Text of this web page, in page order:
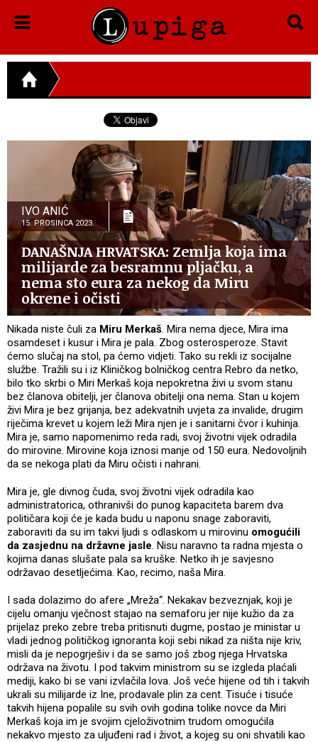
IVO ANIĆ
15. PROSINCA 2023.
DANAŠNJA HRVATSKA: Zemlja koja ima
milijarde za besramnu pljačku, a
nema sto eura za nekog da Miru
okrene i očisti
Nikada niste čuli za Miru Merkaš. Mira nema djece, Mira ima
osamdeset i kusur i Mira je pala. Zbog osterosperoze. Stavit
ćemo slučaj na stol, pa ćemo vidjeti. Tako su rekli iz socijalne
službe. Tražili su i iz Kliničkog bolničkog centra Rebro da netko,
bilo tko skrbi o Miri Merkaš koja nepokretna živi u svom stanu
bez članova obitelji, jer članova obitelji ona nema. Stan u kojem
živi Mira je bez grijanja, bez adekvatnih uvjeta za invalide, drugim
riječima krevet u kojem leži Mira njen je i sanitarni čvor i kuhinja.
Mira je, samo napomenimo reda radi, svoj životni vijek odradila
do mirovine. Mirovine koja iznosi manje od 150 eura. Nedovoljnih
da se nekoga plati da Miru očisti i nahrani.
Mira je, gle divnog čuda, svoj životni vijek odradila kao
administratorica, othranivši do punog kapaciteta barem dva
političara koji će je kada budu u naponu snage zaboraviti,
zaboraviti da su im takvi ljudi s odlaskom u mirovinu omogućili
da zasjednu na državne jasle. Nisu naravno ta radna mjesta o
kojima danas slušate pala sa kruške. Netko ih je savjesno
održavao desetljećima. Kao, recimo, naša Mira.
I sada dolazimo do afere „Mreža“. Nekakav bezveznjak, koji je
cijelu omanju vječnost stajao na semaforu jer nije kužio da za
prijelaz preko zebre treba pritisnuti dugme, postao je ministar u
vladi jednog političkog ignoranta koji sebi nikad za ništa nije kriv,
misli da je nepogrješiv i da se samo još zbog njega Hrvatska
održava na životu. I pod takvim ministrom su se izgleda plaćali
mediji, kako bi se vani izvlačila lova. Još veće hijene od tih i takvih
ukrali su milijarde iz Ine, prodavale plin za cent. Tisuće i tisuće
takvih hijena popalile su svih ovih godina tolike novce da Miri
Merkaš koja im je svojim cjeloživotnim trudom omogućila
nekakvo mjesto za uljuđeni rad i život, a kojeg su oni shvatili kao